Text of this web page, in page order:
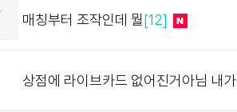
매칭부터 조작인데 뭘[12]
상점에 라이브카드 없어진거아님 내가찾았음 참고하셈